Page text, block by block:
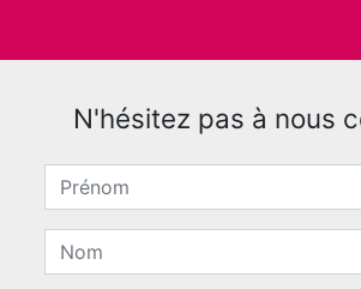
N'hésitez pas à nous